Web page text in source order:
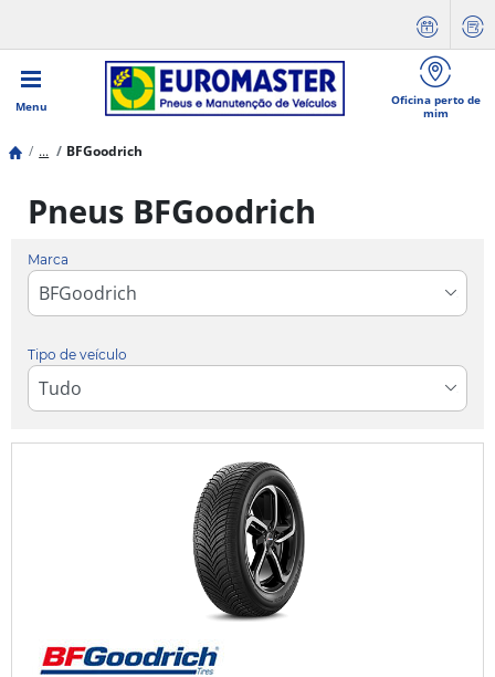
Menu
Oficina perto de
mim
... BFGoodrich
Pneus BFGoodrich
Marca
Tipo de veículo